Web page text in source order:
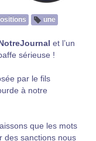
une
et l’un
sérieuse !
par le fils
à notre
que les mots
des sanctions nous